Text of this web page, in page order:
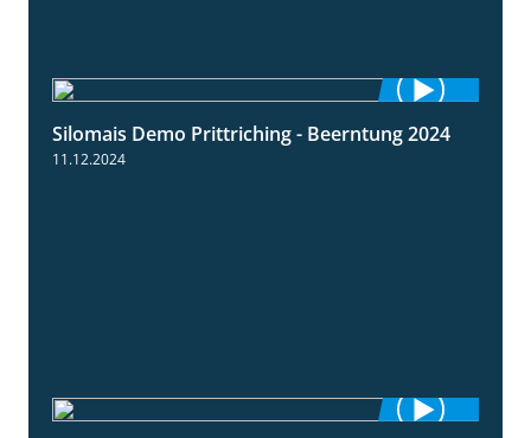
12:28
Silomais Demo Prittriching - Beerntung 2024
11.12.2024